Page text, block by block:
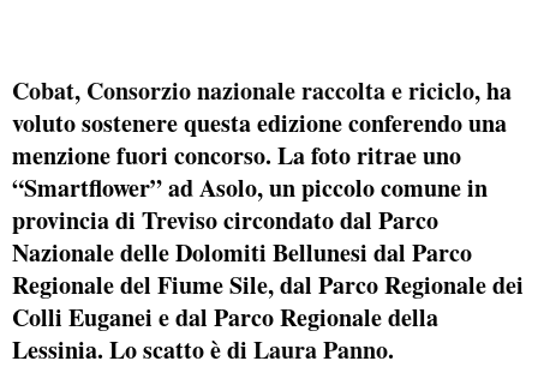
Cobat, Consorzio nazionale raccolta e riciclo, ha
voluto sostenere questa edizione conferendo una
menzione fuori concorso. La foto ritrae uno
“Smartflower” ad Asolo, un piccolo comune in
provincia di Treviso circondato dal Parco
Nazionale delle Dolomiti Bellunesi dal Parco
Regionale del Fiume Sile, dal Parco Regionale dei
Colli Euganei e dal Parco Regionale della
Lessinia. Lo scatto è di Laura Panno.